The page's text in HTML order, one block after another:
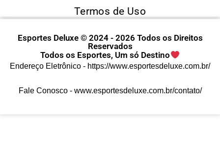
Termos de Uso
Esportes Deluxe © 2024 - 2026 Todos os Direitos
Reservados
Todos os Esportes, Um só Destino
Endereço Eletrônico - https://www.esportesdeluxe.com.br/
Fale Conosco - www.esportesdeluxe.com.br/contato/